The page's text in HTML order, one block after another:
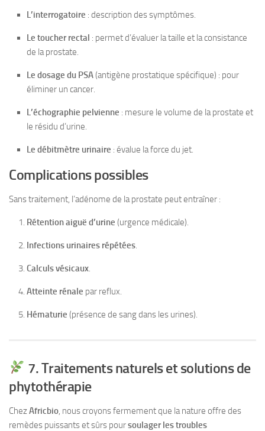
L’interrogatoire : description des symptômes.
Le toucher rectal : permet d’évaluer la taille et la consistance
de la prostate.
Le dosage du PSA(antigène prostatique spécifique) : pour
éliminer un cancer.
L’échographie pelvienne : mesure le volume de la prostate et
le résidu d’urine.
Le débitmètre urinaire : évalue la force du jet.
Complications possibles
Sans traitement, l’adénome de la prostate peut entraîner :
Rétention aiguë d’urine (urgence médicale).
Infections urinaires répétées.
Calculs vésicaux.
Atteinte rénale par reflux.
Hématurie (présence de sang dans les urines).
7. Traitements naturels et solutions de
phytothérapie
ChezAfricbio, nous croyons fermement que la nature offre des
remèdes puissants et sûrs poursoulager les troubles